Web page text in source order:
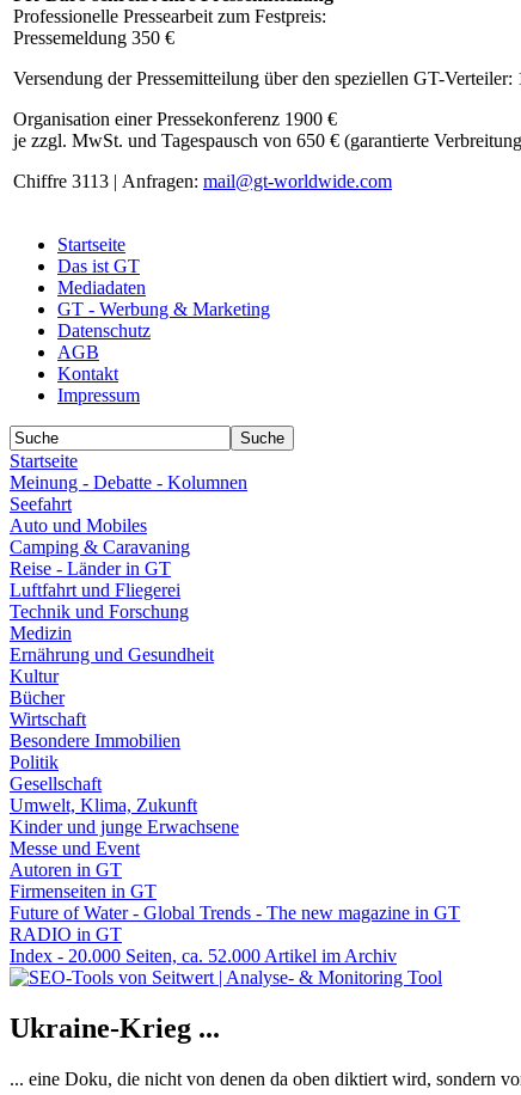
Professionelle Pressearbeit zum Festpreis:
Pressemeldung 350 €
Versendung der Pressemitteilung über den speziellen GT-Verteiler:
Organisation einer Pressekonferenz 1900 €
je zzgl. MwSt. und Tagespausch von 650 € (garantierte
Chiffre 3113 | Anfragen: mail@gt-worldwide.com
Startseite
Das ist GT
Mediadaten
GT - Werbung & Marketing
Datenschutz
AGB
Kontakt
Impressum
Startseite
Meinung - Debatte - Kolumnen
Seefahrt
Auto und Mobiles
Camping & Caravaning
Reise - Länder in GT
Luftfahrt und Fliegerei
Technik und Forschung
Medizin
Ernährung und Gesundheit
Kultur
Bücher
Wirtschaft
Besondere Immobilien
Politik
Gesellschaft
Umwelt, Klima, Zukunft
Kinder und junge Erwachsene
Messe und Event
Autoren in GT
Firmenseiten in GT
Future of Water - Global Trends - The new magazine in GT
RADIO in GT
Index - 20.000 Seiten, ca. 52.000 Artikel im Archiv
Ukraine-Krieg ...
... eine Doku, die nicht von denen da oben diktiert wird, sondern